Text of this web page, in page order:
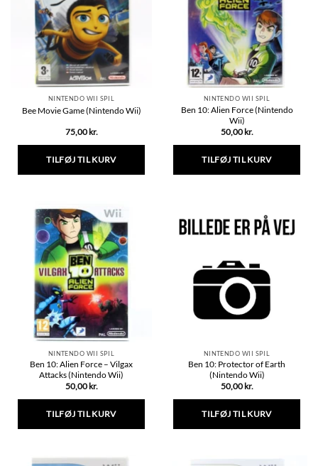
kan
vælges
på
varesiden
NINTENDO WII SPIL
Bee Movie Game (Nintendo Wii)
75,00 kr.
TILFØJ TIL KURV
NINTENDO WII SPIL
Ben 10: Alien Force (Nintendo
Wii)
50,00 kr.
TILFØJ TIL KURV
NINTENDO WII SPIL
Ben 10: Alien Force – Vilgax
Attacks (Nintendo Wii)
50,00 kr.
TILFØJ TIL KURV
NINTENDO WII SPIL
Ben 10: Protector of Earth
(Nintendo Wii)
50,00 kr.
TILFØJ TIL KURV